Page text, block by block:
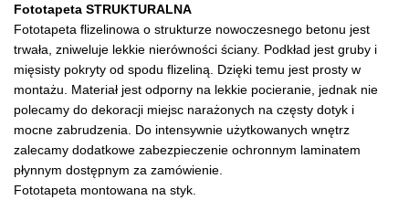
Fototapeta STRUKTURALNA
Fototapeta flizelinowa o strukturze nowoczesnego betonu jest
trwała, zniweluje lekkie nierówności ściany. Podkład jest gruby i
mięsisty pokryty od spodu flizeliną. Dzięki temu jest prosty w
montażu. Materiał jest odporny na lekkie pocieranie, jednak nie
polecamy do dekoracji miejsc narażonych na częsty dotyk i
mocne zabrudzenia. Do intensywnie użytkowanych wnętrz
zalecamy dodatkowe zabezpieczenie ochronnym laminatem
płynnym dostępnym za zamówienie.
Fototapeta montowana na styk.